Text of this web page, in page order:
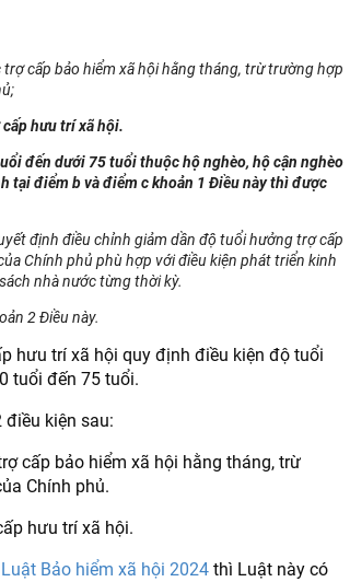
cấp bảo hiểm xã hội hằng tháng, trừ trường hợp
hưu trí xã hội.
đến dưới 75 tuổi thuộc hộ nghèo, hộ cận nghèo
tại điểm b và điểm c khoản 1 Điều này thì được
định điều chỉnh giảm dần độ tuổi hưởng trợ cấp
Chính phủ phù hợp với điều kiện phát triển kinh
nhà nước từng thời kỳ.
2 Điều này.
hưu trí xã hội quy định điều kiện độ tuổi
tuổi đến 75 tuổi.
kiện sau:
cấp bảo hiểm xã hội hằng tháng, trừ
Chính phủ.
hưu trí xã hội.
Luật Bảo hiểm xã hội 2024thì Luật này có